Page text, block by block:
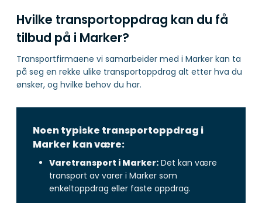
Hvilke transportoppdrag kan du få
tilbud på i Marker?
Transportfirmaene vi samarbeider med i Marker kan ta
på seg en rekke ulike transportoppdrag alt etter hva du
ønsker, og hvilke behov du har.
Noen typiske transportoppdrag i
Marker kan være:
Varetransport i Marker: Det kan være
transport av varer i Marker som
enkeltoppdrag eller faste oppdrag.